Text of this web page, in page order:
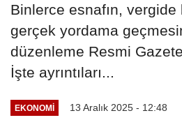
Binlerce esnafın,
gerçek yordama
düzenleme Resmi
İşte ayrıntıları...
EKONOMI 13 Aralık 2025 - 12:48